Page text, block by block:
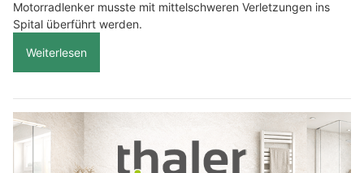
Motorradlenker musste mit mittelschweren Verletzungen ins
Spital überführt werden.
Weiterlesen